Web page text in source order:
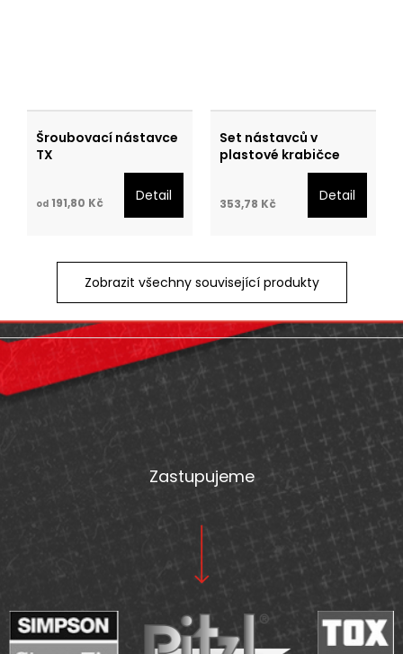
Šroubovací nástavce
TX
od 191,80 Kč Detail
Set nástavců v
plastové krabičce
353,78 Kč Detail
Zobrazit všechny související produkty
Z
á
p
Zastupujeme